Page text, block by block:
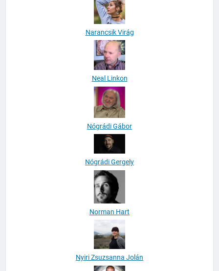
Narancsik Virág
Neal Linkon
Nógrádi Gábor
Nógrádi Gergely
Norman Hart
Nyiri Zsuzsanna Jolán